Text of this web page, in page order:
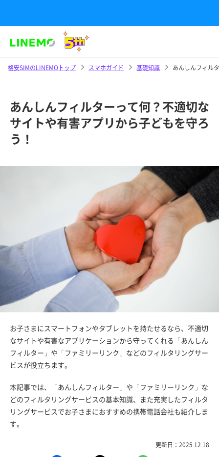
格安SIMのLINEMOトップ スマホガイド 基礎知識 あんしんフィル
あんしんフィルターって何？不適切な
サイトや有害アプリから子どもを守ろ
う！
お子さまにスマートフォンやタブレットを持たせるなら、不適切
なサイトや有害なアプリケーションから守ってくれる「あんしん
フィルター」や「ファミリーリンク」などのフィルタリングサー
ビスが役立ちます。
本記事では、「あんしんフィルター」や「ファミリーリンク」な
どのフィルタリングサービスの基本知識、また充実したフィルタ
リングサービスでお子さまにおすすめの携帯電話会社も紹介しま
す。
更新日：2025.12.18